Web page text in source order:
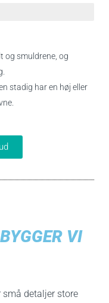
og smuldrene, og
stadig har en høj eller
VI
detaljer store